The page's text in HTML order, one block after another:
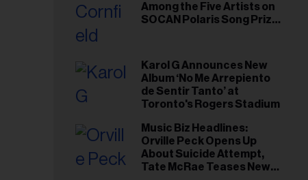
Among the Five Artists on
SOCAN Polaris Song Prize
Karol G Announces New
Album ‘No Me Arrepiento
de Sentir Tanto’ at
Toronto's Rogers Stadium
Music Biz Headlines:
Orville Peck Opens Up
About Suicide Attempt,
Tate McRae Teases New